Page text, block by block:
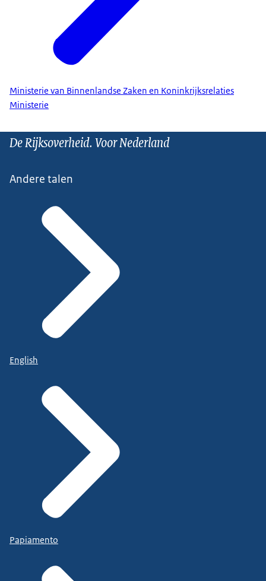
Ministerie van Binnenlandse Zaken en Koninkrijksrelaties
Ministerie
De Rijksoverheid. Voor Nederland
Andere talen
English
Papiamento